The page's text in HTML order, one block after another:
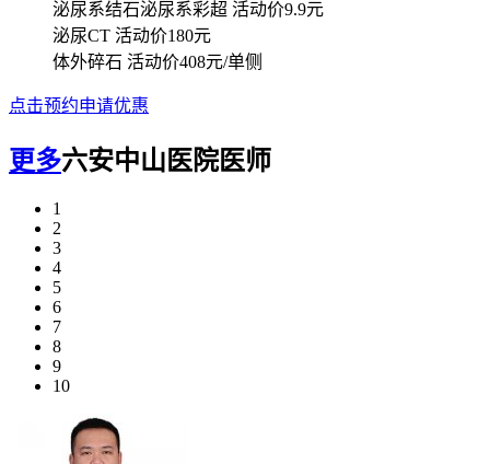
泌尿系结石泌尿系彩超 活动价9.9元
泌尿CT 活动价180元
体外碎石 活动价408元/单侧
点击预约申请优惠
更多六安中山医院医师
1
2
3
4
5
6
7
8
9
10